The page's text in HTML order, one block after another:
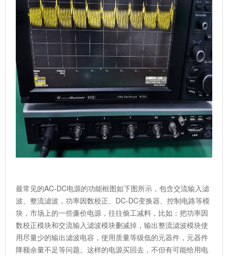
最常见的AC-DC电源的功能框图如下图所示，包含交流输入滤
波、整流滤波，功率因数校正、DC-DC变换器、控制电路等模
块，市场上的一些廉价电源，往往偷工减料，比如：把功率因
数校正模块和交流输入滤波模块删减掉，输出整流滤波模块使
用尽量少的输出滤波电容，使用质量等级低的元器件，元器件
降额余量不足等问题。这样的电源买回去，不但有可能给用电